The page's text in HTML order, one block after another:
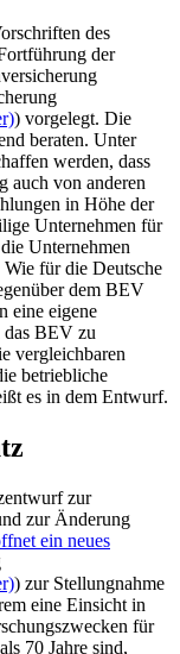
des
der
) vorgelegt. Die
beraten. Unter
werden, dass
auch von anderen
in Höhe der
Unternehmen für
Unternehmen
Wie für die Deutsche
dem BEV
eine eigene
das BEV zu
vergleichbaren
betriebliche
es in dem Entwurf.
zur
zur Änderung
ein neues
) zur Stellungnahme
eine Einsicht in
für
70 Jahre sind,